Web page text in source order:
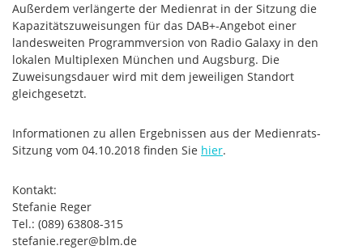
Außerdem verlängerte der Medienrat in der Sitzung die
Kapazitätszuweisungen für das DAB+-Angebot einer
landesweiten Programmversion von Radio Galaxy in den
lokalen Multiplexen München und Augsburg. Die
Zuweisungsdauer wird mit dem jeweiligen Standort
gleichgesetzt.
Informationen zu allen Ergebnissen aus der Medienrats-
Sitzung vom 04.10.2018 finden Sie hier.
Kontakt:
Stefanie Reger
Tel.: (089) 63808-315
stefanie.reger@blm.de